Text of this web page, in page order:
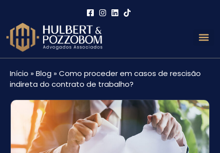
Início » Blog » Como proceder em casos de rescisão
indireta do contrato de trabalho?